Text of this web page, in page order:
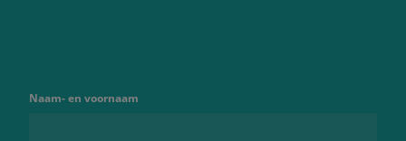
Naam- en voornaam